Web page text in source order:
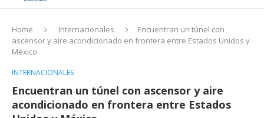
Home Internacionales
Encuentran un túnel con
ascensor y aire acondicionado en frontera entre Estados Unidos y
México
INTERNACIONALES
Encuentran un túnel con ascensor y aire
acondicionado en frontera entre Estados